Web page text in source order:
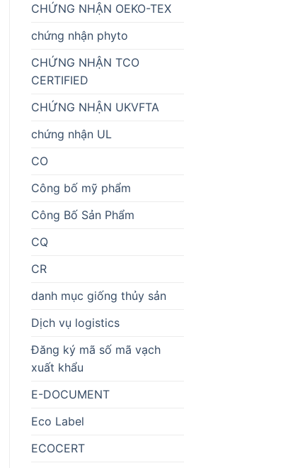
CHỨNG NHẬN OEKO-TEX
chứng nhận phyto
CHỨNG NHẬN TCO
CERTIFIED
CHỨNG NHẬN UKVFTA
chứng nhận UL
CO
Công bố mỹ phẩm
Công Bố Sản Phẩm
CQ
CR
danh mục giống thủy sản
Dịch vụ logistics
Đăng ký mã số mã vạch
xuất khẩu
E-DOCUMENT
Eco Label
ECOCERT